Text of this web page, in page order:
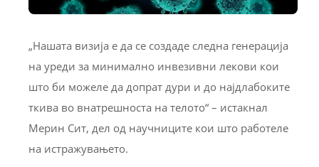
„Нашата визија е да се создаде следна генерација
на уреди за минимално инвезивни лекови кои
што би можеле да допрат дури и до најдлабоките
ткива во внатрешноста на телото“ – истакнал
Мерин Сит, дел од научниците кои што работеле
на истражувањето.